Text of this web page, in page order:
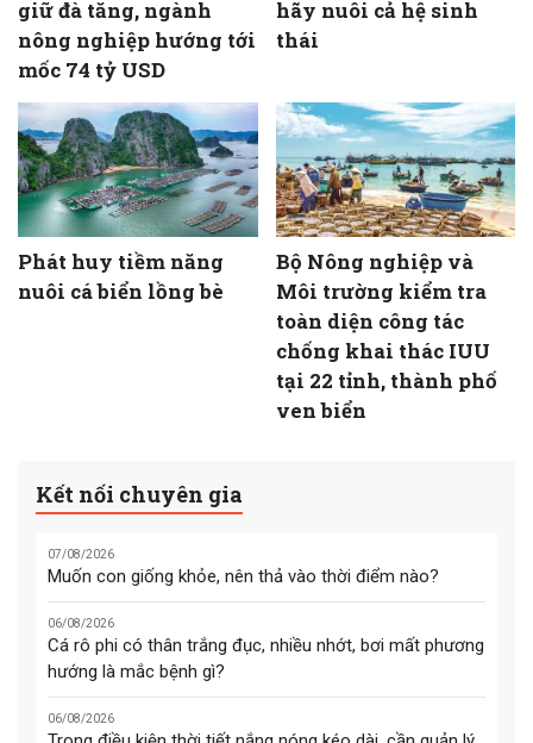
giữ đà tăng, ngành
nông nghiệp hướng tới
mốc 74 tỷ USD
hãy nuôi cả hệ sinh
thái
Phát huy tiềm năng
nuôi cá biển lồng bè
Bộ Nông nghiệp và
Môi trường kiểm tra
toàn diện công tác
chống khai thác IUU
tại 22 tỉnh, thành phố
ven biển
Kết nối chuyên gia
07/08/2026
Muốn con giống khỏe, nên thả vào thời điểm nào?
06/08/2026
Cá rô phi có thân trắng đục, nhiều nhớt, bơi mất phương
hướng là mắc bệnh gì?
06/08/2026